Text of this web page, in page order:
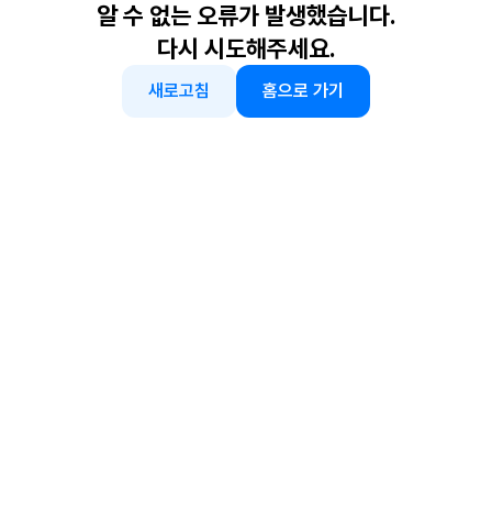
알 수 없는 오류가 발생했습니다.
다시 시도해주세요.
새로고침 홈으로 가기